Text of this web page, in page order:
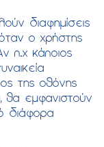
διαφημίσεις
ο χρήστης
π.χ κάποιος
της οθόνης
θα εμφανιστούν
διάφορα